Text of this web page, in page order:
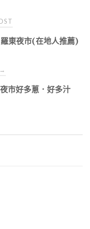
東夜市(在地人推薦)
→
市好多蔥．好多汁